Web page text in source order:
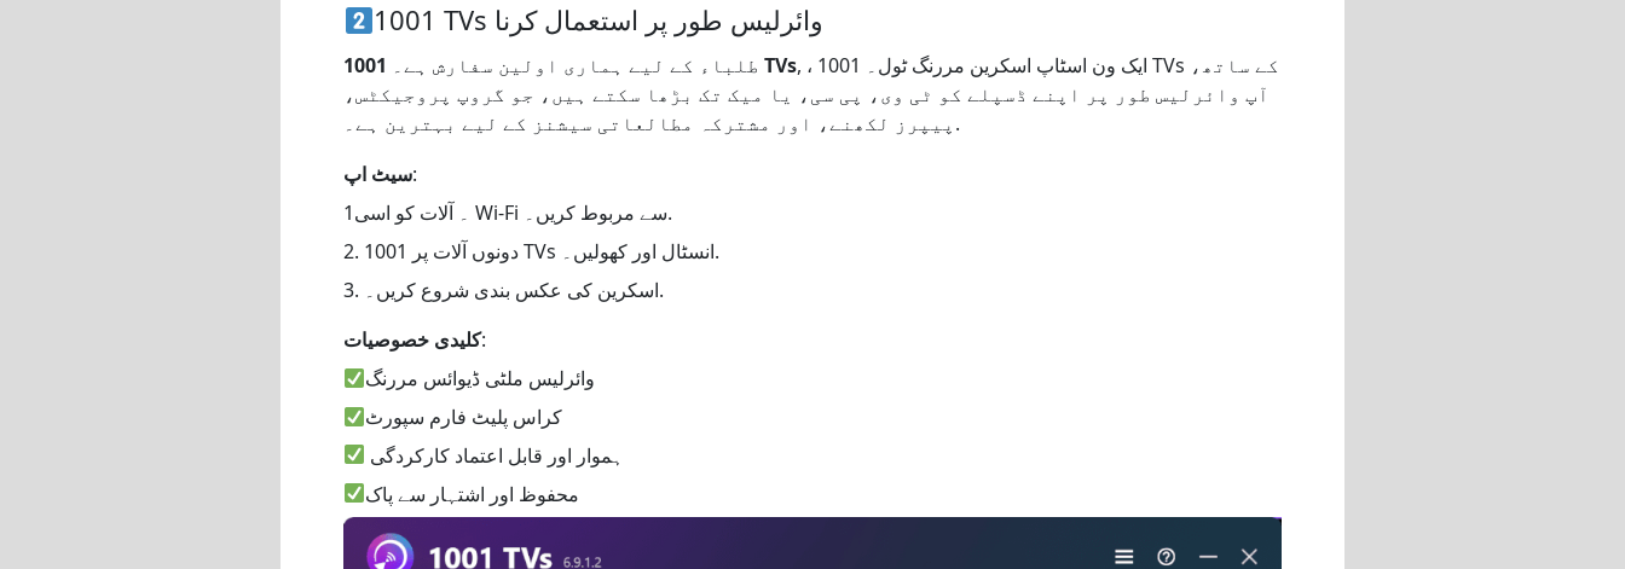
1001 TVs وائرلیس طور پر استعمال کرنا
طلباء کے لیے ہماری اولین سفارش ہے۔ 1001 TVs, ، ایک ون اسٹاپ اسکرین مررنگ ٹول۔ 1001 TVs کے ساتھ،
آپ وائرلیس طور پر اپنے ڈسپلے کو ٹی وی، پی سی، یا میک تک بڑھا سکتے ہیں، جو گروپ پروجیکٹس،
پیپرز لکھنے، اور مشترکہ مطالعاتی سیشنز کے لیے بہترین ہے۔.
سیٹ اپ:
1۔ آلات کو اسی Wi-Fi سے مربوط کریں۔.
2. دونوں آلات پر 1001 TVs انسٹال اور کھولیں۔.
3. اسکرین کی عکس بندی شروع کریں۔.
کلیدی خصوصیات:
وائرلیس ملٹی ڈیوائس مررنگ
کراس پلیٹ فارم سپورٹ
ہموار اور قابل اعتماد کارکردگی
محفوظ اور اشتہار سے پاک